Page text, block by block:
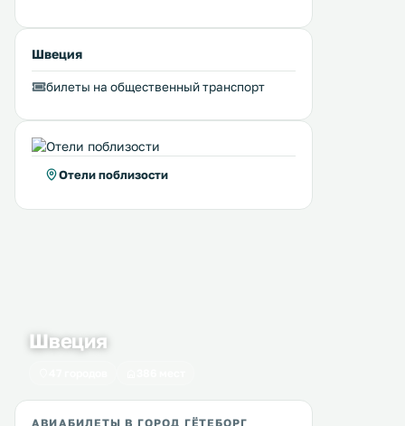
Швеция
билеты на общественный транспорт
Отели поблизости
Швеция
АВИАБИЛЕТЫ В ГОРОД ГЁТЕБОРГ